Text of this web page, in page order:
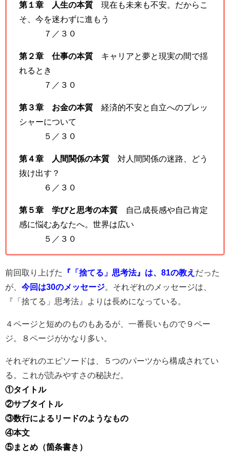
第１章 人生の本質 現在も未来も不安。だからこ
そ、今を迷わずに進もう
７／３０
第２章 仕事の本質 キャリアと夢と現実の間で揺
れるとき
７／３０
第３章 お金の本質 経済的不安と自立へのプレッ
シャーについて
５／３０
第４章 人間関係の本質 対人間関係の迷路、どう
抜け出す？
６／３０
第５章 学びと思考の本質 自己成長感や自己肯定
感に悩むあなたへ。世界は広い
５／３０
前回取り上げた 『「捨てる」思考法』は、81の教え だった
が、 今回は30のメッセージ 。それぞれのメッセージは、
『「捨てる」思考法』よりは長めになっている。
４ページと短めのものもあるが、一番長いもので９ペー
ジ。８ページがかなり多い。
それぞれのエピソードは、５つのパーツから構成されてい
る。これが読みやすさの秘訣だ。
①タイトル
②サブタイトル
③数行によるリードのようなもの
④本文
⑤まとめ（箇条書き）